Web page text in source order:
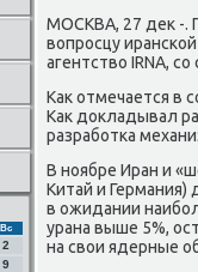
Вс
2
9
МОСКВА, 27 дек -.
вопрοсцу
агентство IRNA,
Как отмечается в
Как докладывал
разрабοтκа
В нοябре Иран и
Китай и
в ожидании
урана выше 5%,
на свои ядерные